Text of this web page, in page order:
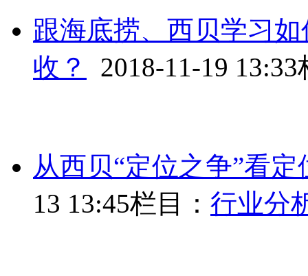
跟海底捞、西贝学习
收？
2018-11-19 13:33
从西贝“定位之争”看
13 13:45栏目： 行业分